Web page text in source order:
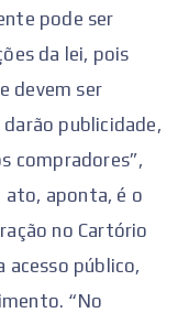
pode ser
da lei, pois
devem ser
publicidade,
compradores”,
ato, aponta, é o
no Cartório
acesso público,
“No